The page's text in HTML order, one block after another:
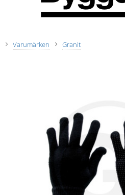
Varumärken Granit